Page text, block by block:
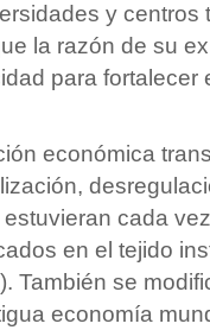
y centros
la razón de su
para fortalecer
económica
cada
en el tejido
También se
economía